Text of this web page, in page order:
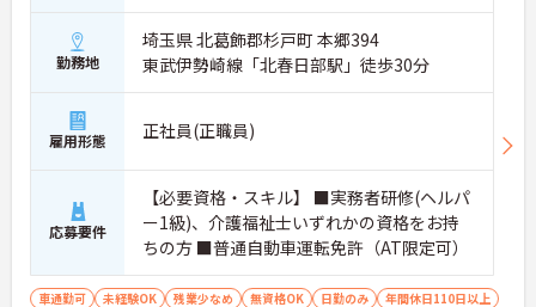
勤務地
埼玉県 北葛飾郡杉戸町 本郷394
東武伊勢崎線「北春日部駅」徒歩30分
雇用形態 正社員(正職員)
応募要件
【必要資格・スキル】 ■実務者研修(ヘルパ
ー1級)、介護福祉士いずれかの資格をお持
ちの方 ■普通自動車運転免許（AT限定可）
車通勤可 未経験OK 残業少なめ 無資格OK 日勤のみ
年間休日110日以上